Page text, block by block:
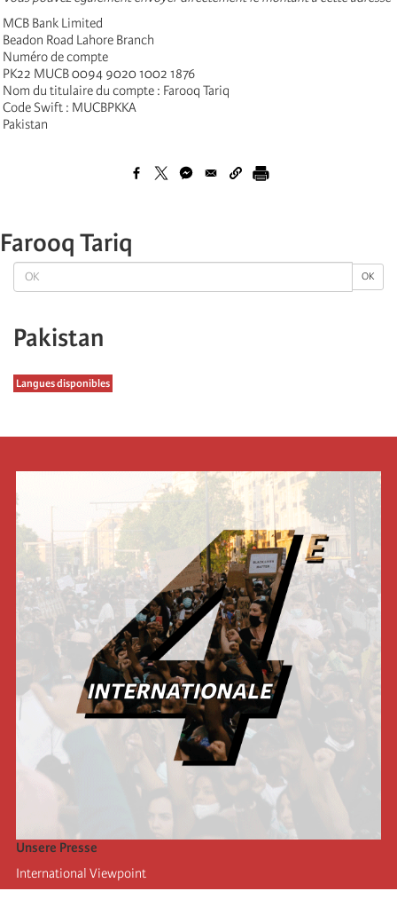
OK OK
Pakistan
Langues disponibles
MCB Bank Limited
Beadon Road Lahore Branch
Numéro de compte
PK22 MUCB 0094 9020 1002 1876
Nom du titulaire du compte : Farooq Tariq
Code Swift : MUCBPKKA
Pakistan
Farooq Tariq
Unsere Presse
International Viewpoint